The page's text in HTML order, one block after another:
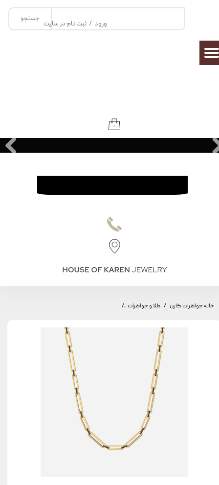
جستجو
۰
ورود / ثبت نام در سایت
تغییر گذر واژه
سفارشات
خانه جواهرات کارن طلا و جواهرات